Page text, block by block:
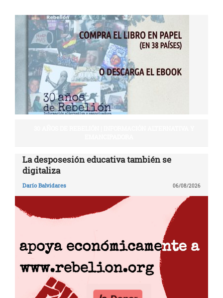
La desposesión educativa también se
digitaliza
Darío Balvidares 06/08/2026